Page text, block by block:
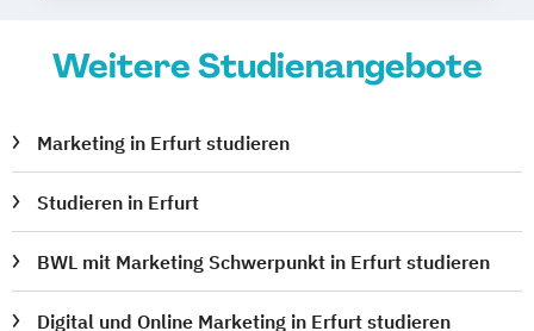
Weitere Studienangebote
Marketing in Erfurt studieren
Studieren in Erfurt
BWL mit Marketing Schwerpunkt in Erfurt studieren
Digital und Online Marketing in Erfurt studieren